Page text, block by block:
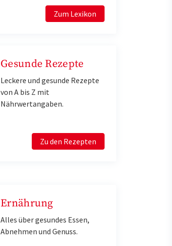
Zum Lexikon
Gesunde Rezepte
Leckere und gesunde Rezepte
von A bis Z mit
Nährwertangaben.
Zu den Rezepten
Ernährung
Alles über gesundes Essen,
Abnehmen und Genuss.